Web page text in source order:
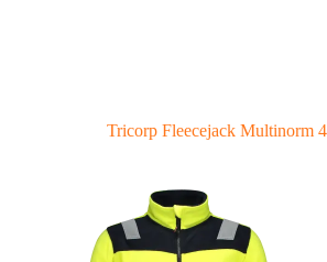
Tricorp Fleecejack Multinorm